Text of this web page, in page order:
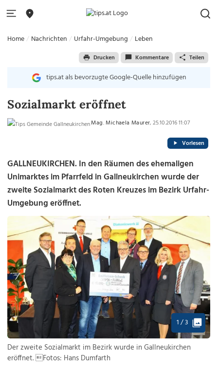
Home Nachrichten Urfahr-Umgebung Leben
Drucken Kommentare Teilen
tips.at als bevorzugte Google-Quelle hinzufügen
Sozialmarkt eröffnet
Mag. Michaela Maurer, 25.10.2016 11:07
Vorlesen
GALLNEUKIRCHEN. In den Räumen des ehemaligen
Unimarktes im Pfarrfeld in Gallneukirchen wurde der
zweite Sozialmarkt des Roten Kreuzes im Bezirk Urfahr-
Umgebung eröffnet.
1 / 3
Der zweite Sozialmarkt im Bezirk wurde in Gallneukirchen
eröffnet. Fotos: Hans Dumfarth